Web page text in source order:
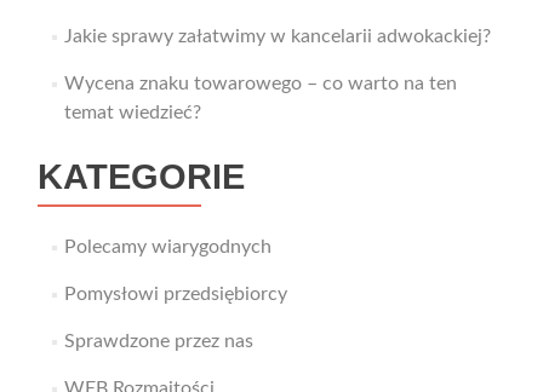
Jakie sprawy załatwimy w kancelarii adwokackiej?
Wycena znaku towarowego – co warto na ten
temat wiedzieć?
KATEGORIE
Polecamy wiarygodnych
Pomysłowi przedsiębiorcy
Sprawdzone przez nas